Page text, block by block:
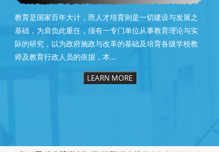
教育是国家百年大计，而人才培育则是一切建设与发展之
基础，为肩负此重任，须有一专门单位从事教育理论与实
际的研究，以为政府施政与改革的基础及培育各级学校教
师及教育行政人员的依据，本...
LEARN MORE